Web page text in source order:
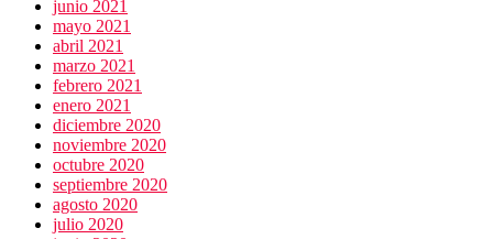
junio 2021
mayo 2021
abril 2021
marzo 2021
febrero 2021
enero 2021
diciembre 2020
noviembre 2020
octubre 2020
septiembre 2020
agosto 2020
julio 2020